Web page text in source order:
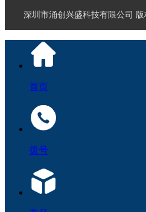
深圳市涌创兴盛科技有限公司
首页
拨号